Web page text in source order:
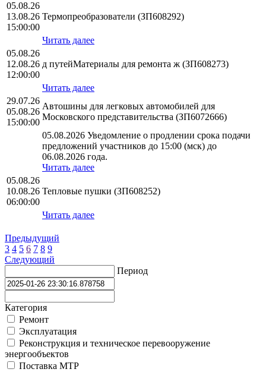
05.08.26
13.08.26
15:00:00
Термопреобразователи (ЗП608292)
Читать далее
05.08.26
12.08.26
12:00:00
д путейМатериалы для ремонта ж (ЗП608273)
Читать далее
29.07.26
05.08.26
15:00:00
Автошины для легковых автомобилей для
Московского представительства (ЗП6072666)
05.08.2026 Уведомление о продлении срока подачи
предложений участников до 15:00 (мск) до
06.08.2026 года.
Читать далее
05.08.26
10.08.26
06:00:00
Тепловые пушки (ЗП608252)
Читать далее
Предыдущий
3 4 5 6 7 8 9
Следующий
Период
Категория
Ремонт
Эксплуатация
Реконструкция и техническое перевооружение
энергообъектов
Поставка МТР